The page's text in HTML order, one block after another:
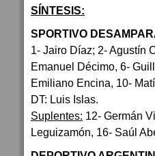
SÍNTESIS:
SPORTIVO
1- Jairo Díaz; 2- Agustín
Emanuel Décimo, 6-
Emiliano Encina, 10-
DT: Luis Islas.
Suplentes: 12- Germán
Leguizamón, 16- Saúl